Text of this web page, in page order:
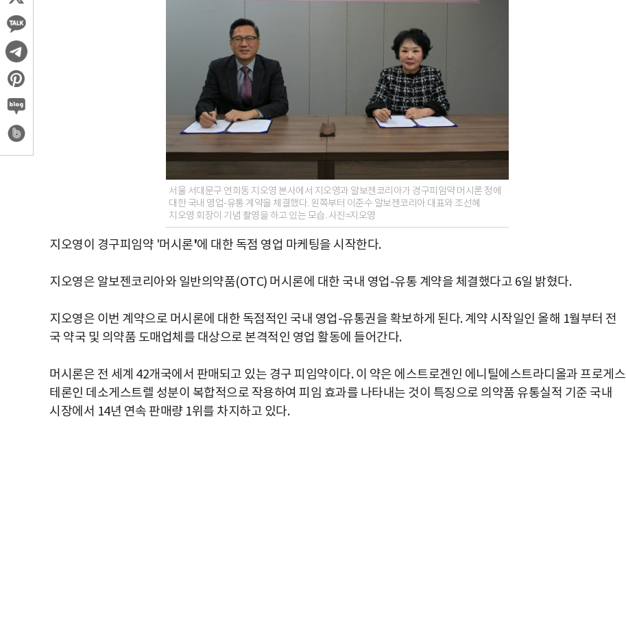
서울 서대문구 연희동 지오영 본사에서 지오영과 알보젠코리아가 경구피임약 머시론 정에
대한 국내 영업-유통 계약을 체결했다. 왼쪽부터 이준수 알보젠코리아 대표와 조선혜
지오영 회장이 기념 촬영을 하고 있는 모습. 사진=지오영
지오영이 경구피임약 '머시론'에 대한 독점 영업 마케팅을 시작한다.
지오영은 알보젠코리아와 일반의약품(OTC) 머시론에 대한 국내 영업-유통 계약을 체결했다고 6일 밝혔다.
지오영은 이번 계약으로 머시론에 대한 독점적인 국내 영업-유통권을 확보하게 된다. 계약 시작일인 올해 1월부터 전
국 약국 및 의약품 도매업체를 대상으로 본격적인 영업 활동에 들어간다.
머시론은 전 세계 42개국에서 판매되고 있는 경구 피임약이다. 이 약은 에스트로겐인 에니틸에스트라디올과 프로게스
테론인 데소게스트렐 성분이 복합적으로 작용하여 피임 효과를 나타내는 것이 특징으로 의약품 유통실적 기준 국내
시장에서 14년 연속 판매량 1위를 차지하고 있다.